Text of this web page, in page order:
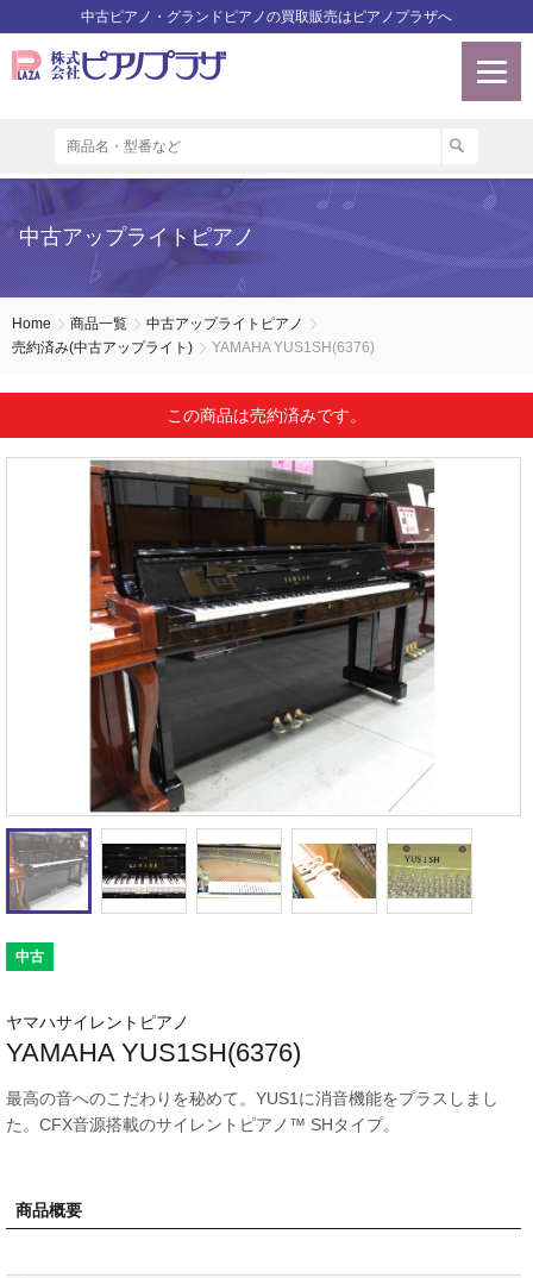
中古ピアノ・グランドピアノの買取販売はピアノプラザへ
中古アップライトピアノ
Home 商品一覧
中古アップライトピアノ
売約済み(中古アップライト)
YAMAHA YUS1SH(6376)
この商品は売約済みです。
中古
ヤマハサイレントピアノ
YAMAHA YUS1SH(6376)
最高の音へのこだわりを秘めて。YUS1に消音機能をプラスしまし
た。CFX音源搭載のサイレントピアノ™ SHタイプ。
商品概要